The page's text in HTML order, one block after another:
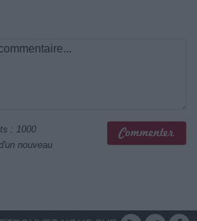
: 1000
nouveau